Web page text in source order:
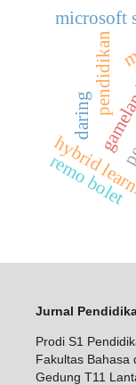
hybrid
pendidikan
remo bolet
microsoft
daring
Jurnal
Prodi S1
Fakultas Bahasa
Gedung T11